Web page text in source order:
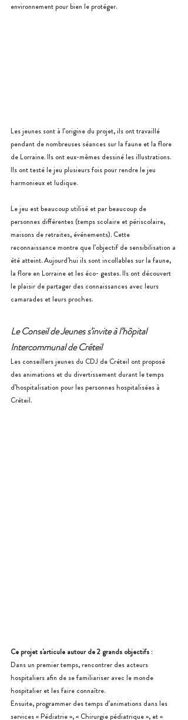
environnement pour bien le protéger.
Les jeunes sont à l’origine du projet, ils ont travaillé
pendant de nombreuses séances sur la faune et la flore
de Lorraine. Ils ont eux-mêmes dessiné les illustrations.
Ils ont testé le jeu plusieurs fois pour rendre le jeu
harmonieux et ludique.
Le jeu est beaucoup utilisé et par beaucoup de
personnes différentes (temps scolaire et périscolaire,
maisons de retraites, événements). Cette
reconnaissance montre que l’objectif de sensibilisation a
été atteint. Aujourd'hui ils sont incollables sur la faune,
la flore en Lorraine et les éco- gestes. Ils ont découvert
le plaisir de partager des connaissances avec leurs
camarades et leurs proches.
Le Conseil de Jeunes s’invite à l’hôpital
Intercommunal de Créteil
Les conseillers jeunes du CDJ de Créteil ont proposé
des animations et du divertissement durant le temps
d’hospitalisation pour les personnes hospitalisées à
Créteil.
Ce projet s'articule autour de 2 grands objectifs :
Dans un premier temps, rencontrer des acteurs
hospitaliers afin de se familiariser avec le monde
hospitalier et les faire connaître.
Ensuite, programmer des temps d’animations dans les
services « Pédiatrie », « Chirurgie pédiatrique », et «